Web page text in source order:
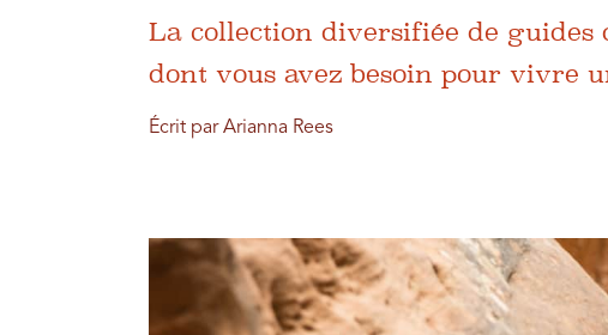
La collection diversifiée de guides
dont vous avez besoin pour vivre
Écrit par Arianna Rees